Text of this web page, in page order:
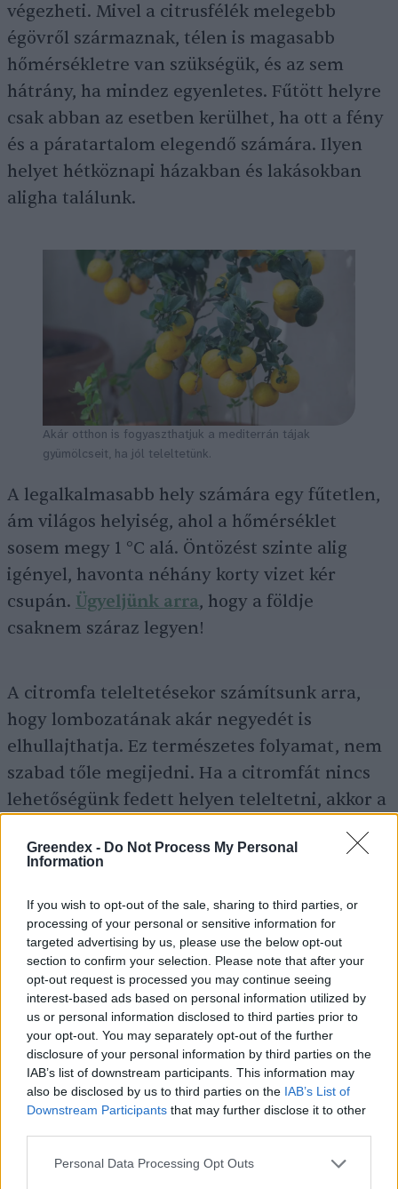
Greendex - Do Not Process My Personal
Information
If you wish to opt-out of the sale, sharing to third parties, or
processing of your personal or sensitive information for
targeted advertising by us, please use the below opt-out
section to confirm your selection. Please note that after your
opt-out request is processed you may continue seeing
interest-based ads based on personal information utilized by
us or personal information disclosed to third parties prior to
your opt-out. You may separately opt-out of the further
disclosure of your personal information by third parties on the
IAB’s list of downstream participants. This information may
also be disclosed by us to third parties on the IAB’s List of
Downstream Participants that may further disclose it to other
Personal Data Processing Opt Outs
végezheti. Mivel a citrusfélék melegebb
égövről származnak, télen is magasabb
hőmérsékletre van szükségük, és az sem
hátrány, ha mindez egyenletes. Fűtött helyre
csak abban az esetben kerülhet, ha ott a fény
és a páratartalom elegendő számára. Ilyen
helyet hétköznapi házakban és lakásokban
aligha találunk.
Akár otthon is fogyaszthatjuk a mediterrán tájak
gyümölcseit, ha jól teleltetünk.
A legalkalmasabb hely számára egy fűtetlen,
ám világos helyiség, ahol a hőmérséklet
sosem megy 1 °C alá. Öntözést szinte alig
igényel, havonta néhány korty vizet kér
csupán. Ügyeljünk arra, hogy a földje
csaknem száraz legyen!
A citromfa teleltetésekor számítsunk arra,
hogy lombozatának akár negyedét is
elhullajthatja. Ez természetes folyamat, nem
szabad tőle megijedni. Ha a citromfát nincs
lehetőségünk fedett helyen teleltetni, akkor a
teleltetőzsákkal egy védettebb helyen még
mindig próbálkozhatunk, jó eséllyel
A muskátliteleltetése
Van, aki minden tavasszal újra és újra
muskátlit vásárol, pedig sokat spórolhatunk
azzal, ha szeretett növényeinket inkább
átteleltetjük. A muskátli teleltetése ráadásul
sok háztartásban szinte hagyomány. A
növény származása miatt nem bírja a
hideget, de vele egyszerű dolgunk lesz, hiszen